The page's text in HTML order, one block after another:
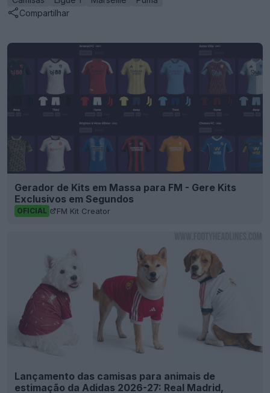
Compartilhar
Gerador de Kits em Massa para FM - Gere Kits
Exclusivos em Segundos
OFICIAL FM Kit Creator
Lançamento das camisas para animais de
estimação da Adidas 2026-27: Real Madrid,